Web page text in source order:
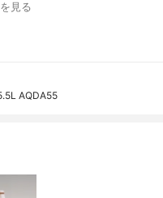
見る
AQDA55